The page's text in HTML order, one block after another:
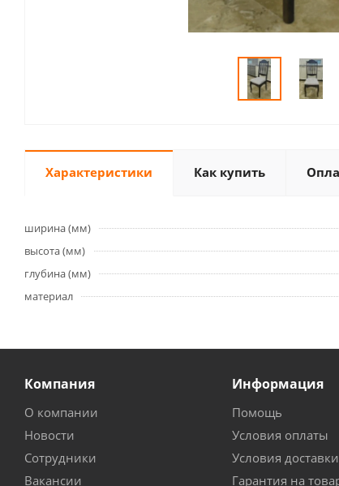
Характеристики Как купить
ширина (мм)
высота (мм)
глубина (мм)
материал
Компания
О компании
Новости
Сотрудники
Вакансии
Информация
Помощь
Условия оплаты
Условия доставки
Гарантия на